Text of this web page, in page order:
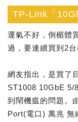
TP-Link「
運氣不好，倒楣體
過，要連續買到2
網友指出，是買了
ST1008 10GbE 5/
到鬧機瘟的問題。
Port(電口) 萬兆 無